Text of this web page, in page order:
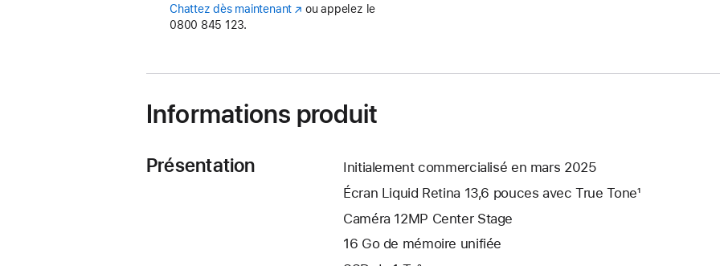
Chattez dès maintenant (s’ouvre
fenêtre)
ou appelez le
0800 845 123.
Informations produit
Présentation
Initialement commercialisé en mars 2025
Écran Liquid Retina 13,6 pouces avec True Tone¹
Caméra 12MP Center Stage
16 Go de mémoire unifiée